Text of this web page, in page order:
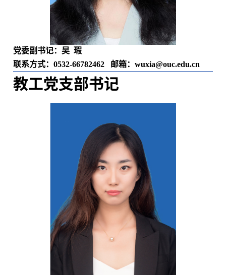
党委副书记：吴 瑕
联系方式：0532-66782462 邮箱：wuxia@ouc.edu.cn
教工党支部书记